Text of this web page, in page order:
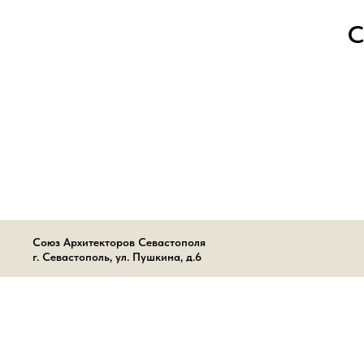
Союз Архитекторов Севастополя
г. Севастополь, ул. Пушкина, д.6